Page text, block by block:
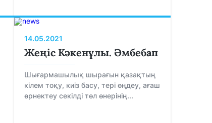
14.05.2021
Жеңіс Кәкенұлы. Әмбебап
Шығармашылық шырағын қазақтың
кілем тоқу, киіз басу, тері өңдеу, ағаш
өрнектеу секілді төл өнерінің...